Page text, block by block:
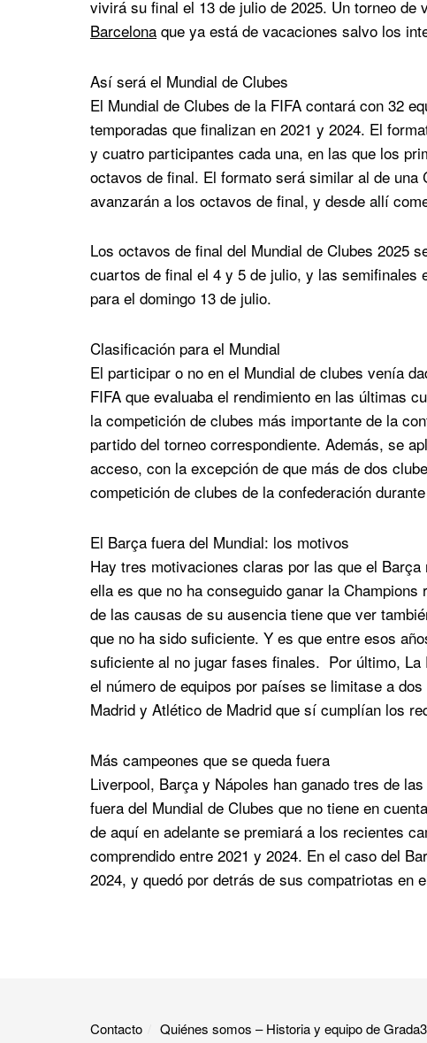
vivirá su final el 13 de julio de 2025. Un torneo de
Barcelona que ya está de vacaciones salvo los
Así será el Mundial de Clubes
El Mundial de Clubes de la FIFA contará con 32
temporadas que finalizan en 2021 y 2024. El
y cuatro participantes cada una, en las que los
octavos de final. El formato será similar al de
avanzarán a los octavos de final, y desde allí
Los octavos de final del Mundial de Clubes 2025
cuartos de final el 4 y 5 de julio, y las semifinales
para el domingo 13 de julio.
Clasificación para el Mundial
El participar o no en el Mundial de clubes venía
FIFA que evaluaba el rendimiento en las últimas
la competición de clubes más importante de la
partido del torneo correspondiente. Además, se
acceso, con la excepción de que más de dos
competición de clubes de la confederación
El Barça fuera del Mundial: los motivos
Hay tres motivaciones claras por las que el
ella es que no ha conseguido ganar la
de las causas de su ausencia tiene que ver
que no ha sido suficiente. Y es que entre esos
suficiente al no jugar fases finales. Por último,
el número de equipos por países se limitase a
Madrid y Atlético de Madrid que sí cumplían los
Más campeones que se queda fuera
Liverpool, Barça y Nápoles han ganado tres de
fuera del Mundial de Clubes que no tiene en
de aquí en adelante se premiará a los recientes
comprendido entre 2021 y 2024. En el caso del
2024, y quedó por detrás de sus compatriotas en
Contacto Quiénes somos – Historia y equipo de